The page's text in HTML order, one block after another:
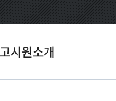
고시원소개